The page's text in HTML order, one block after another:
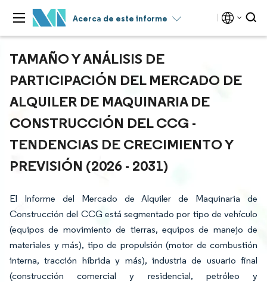
Acerca de este informe
TAMAÑO Y ANÁLISIS DE
PARTICIPACIÓN DEL MERCADO DE
ALQUILER DE MAQUINARIA DE
CONSTRUCCIÓN DEL CCG -
TENDENCIAS DE CRECIMIENTO Y
PREVISIÓN (2026 - 2031)
El Informe del Mercado de Alquiler de Maquinaria de
Construcción del CCG está segmentado por tipo de vehículo
(equipos de movimiento de tierras, equipos de manejo de
materiales y más), tipo de propulsión (motor de combustión
interna, tracción híbrida y más), industria de usuario final
(construcción comercial y residencial, petróleo y